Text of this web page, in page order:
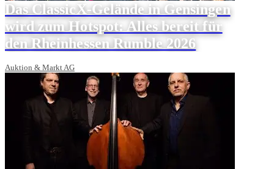
Das ClassicX-Gelände in Gensingen
wird zum Hotspot: Alles bereit für
den Rheinhessen Rumble 2026
Auktion & Markt AG